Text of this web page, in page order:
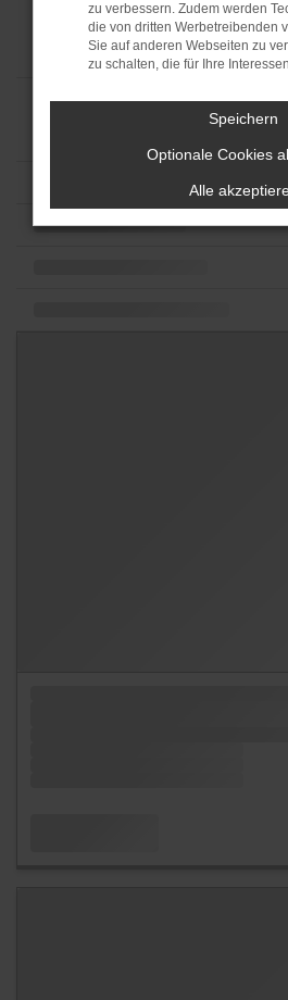
zu verbessern. Zudem werden
die von dritten Werbetreibenden
Sie auf anderen Webseiten zu
zu schalten, die für Ihre
Speichern
Optionale Cookies
Alle